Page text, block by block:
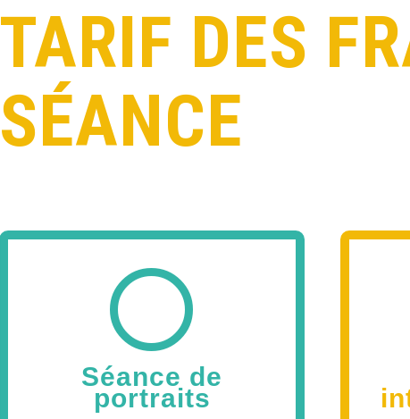
TARIF DES
SÉANCE

Séance de
portraits